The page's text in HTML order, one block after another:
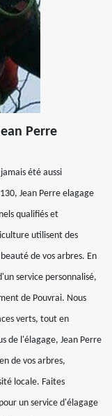
Perre
été aussi
Jean Perre elagage
qualifiés et
utilisent des
de vos arbres. En
service personnalisé,
de Pouvrai. Nous
verts, tout en
de l'élagage, Jean Perre
de vos arbres,
locale. Faites
un service d'élagage